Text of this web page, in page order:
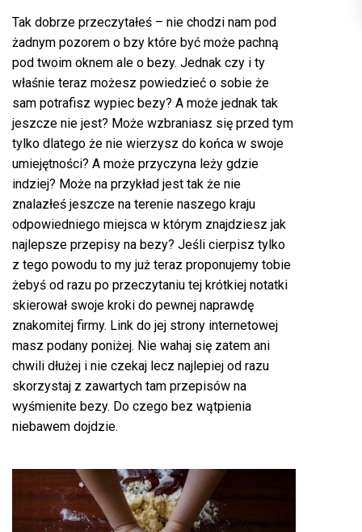
Tak dobrze przeczytałeś – nie chodzi nam pod
żadnym pozorem o bzy które być może pachną
pod twoim oknem ale o bezy. Jednak czy i ty
właśnie teraz możesz powiedzieć o sobie że
sam potrafisz wypiec bezy? A może jednak tak
jeszcze nie jest? Może wzbraniasz się przed tym
tylko dlatego że nie wierzysz do końca w swoje
umiejętności? A może przyczyna leży gdzie
indziej? Może na przykład jest tak że nie
znalazłeś jeszcze na terenie naszego kraju
odpowiedniego miejsca w którym znajdziesz jak
najlepsze przepisy na bezy? Jeśli cierpisz tylko
z tego powodu to my już teraz proponujemy tobie
żebyś od razu po przeczytaniu tej krótkiej notatki
skierował swoje kroki do pewnej naprawdę
znakomitej firmy. Link do jej strony internetowej
masz podany poniżej. Nie wahaj się zatem ani
chwili dłużej i nie czekaj lecz najlepiej od razu
skorzystaj z zawartych tam przepisów na
wyśmienite bezy. Do czego bez wątpienia
niebawem dojdzie.